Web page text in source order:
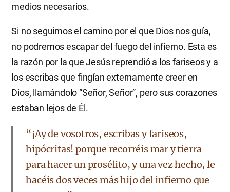
medios necesarios.
Si no seguimos el camino por el que Dios nos guía,
no podremos escapar del fuego del infierno. Esta es
la razón por la que Jesús reprendió a los fariseos y a
los escribas que fingían externamente creer en
Dios, llamándolo “Señor, Señor”, pero sus corazones
estaban lejos de Él.
“¡Ay de vosotros, escribas y fariseos,
hipócritas! porque recorréis mar y tierra
para hacer un prosélito, y una vez hecho, le
hacéis dos veces más hijo del infierno que